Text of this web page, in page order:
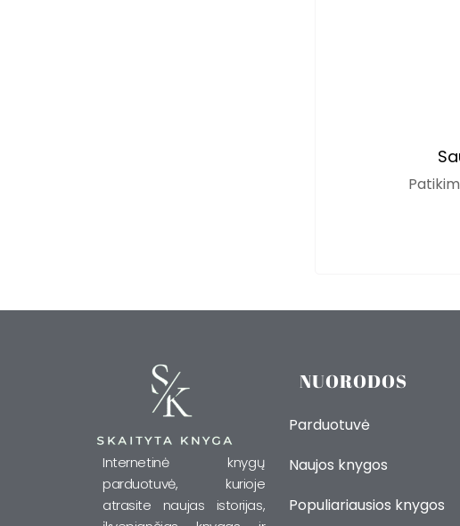
Internetinė knygų
parduotuvė, kurioje
atrasite naujas istorijas,
NUORODOS
Parduotuvė
Naujos knygos
Populiariausios knygos